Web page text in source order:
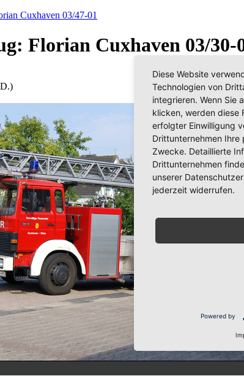
Cuxhaven 03/47-01
Florian Cuxhaven 03/30-
Diese Website
Technologien von
integrieren. Wenn Sie
klicken, werden diese
erfolgter Einwilligung
Drittunternehmen
Zwecke. Detaillierte
Drittunternehmen
unserer
jederzeit widerrufen.
Powered by